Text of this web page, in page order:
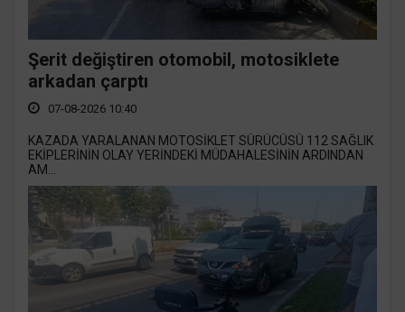
Şerit değiştiren otomobil, motosiklete
arkadan çarptı
07-08-2026 10:40
KAZADA YARALANAN MOTOSİKLET SÜRÜCÜSÜ 112 SAĞLIK
EKİPLERİNİN OLAY YERİNDEKİ MÜDAHALESİNİN ARDINDAN
AM...